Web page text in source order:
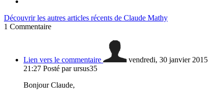
Découvrir les autres articles récents de Claude Mathy
1 Commentaire
Lien vers le commentaire
vendredi, 30 janvier 2015
21:27 Posté par ursus35
Bonjour Claude,